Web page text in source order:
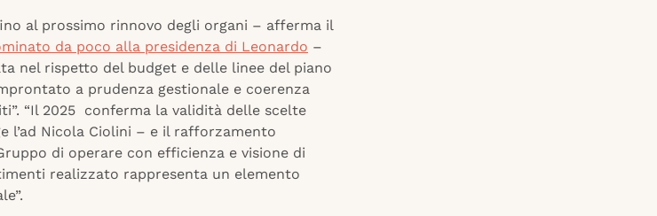
al prossimo rinnovo degli organi – afferma il
da poco alla presidenza di Leonardo –
nel rispetto del budget e delle linee del piano
a prudenza gestionale e coerenza
“Il 2025 conferma la validità delle scelte
l’ad Nicola Ciolini – e il rafforzamento
di operare con efficienza e visione di
realizzato rappresenta un elemento